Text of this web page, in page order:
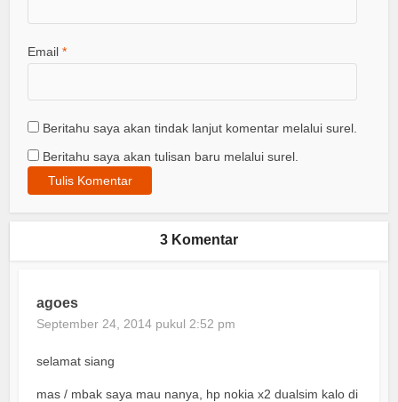
Email*
Beritahu saya akan tindak lanjut komentar melalui surel.
Beritahu saya akan tulisan baru melalui surel.
3 Komentar
agoes
September 24, 2014 pukul 2:52 pm
selamat siang
mas / mbak saya mau nanya, hp nokia x2 dualsim kalo di